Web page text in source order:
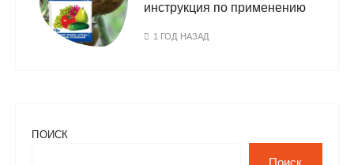
инструкция по применению
1 ГОД НАЗАД
ПОИСК
Поиск